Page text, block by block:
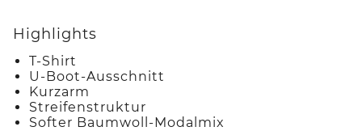
Highlights
T-Shirt
U-Boot-Ausschnitt
Kurzarm
Streifenstruktur
Softer Baumwoll-Modalmix